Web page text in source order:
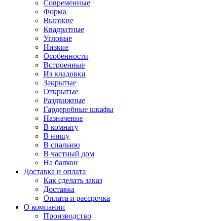
Современные
Форма
Высокие
Квадратные
Угловые
Низкие
Особенности
Встроенные
Из кладовки
Закрытые
Открытые
Раздвижные
Гардеробные шкафы
Назначение
В комнату
В нишу
В спальню
В частный дом
На балкон
Доставка и оплата
Как сделать заказ
Доставка
Оплата и рассрочка
О компании
Производство